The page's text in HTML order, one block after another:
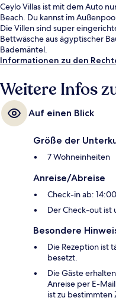
Ceylo Villas ist mit dem Auto
Beach. Du kannst im
Die Villen sind super
Bettwäsche aus ägyptischer
Bademäntel.
Informationen zu den
Weitere Infos
Auf einen Blick
Größe der
7 Wohneinheiten
Anreise/Abreise
Check-in ab:
Der Check-out ist
Besondere
Die Rezeption ist
besetzt.
Die Gäste
Anreise per E-
ist zu bestimmten